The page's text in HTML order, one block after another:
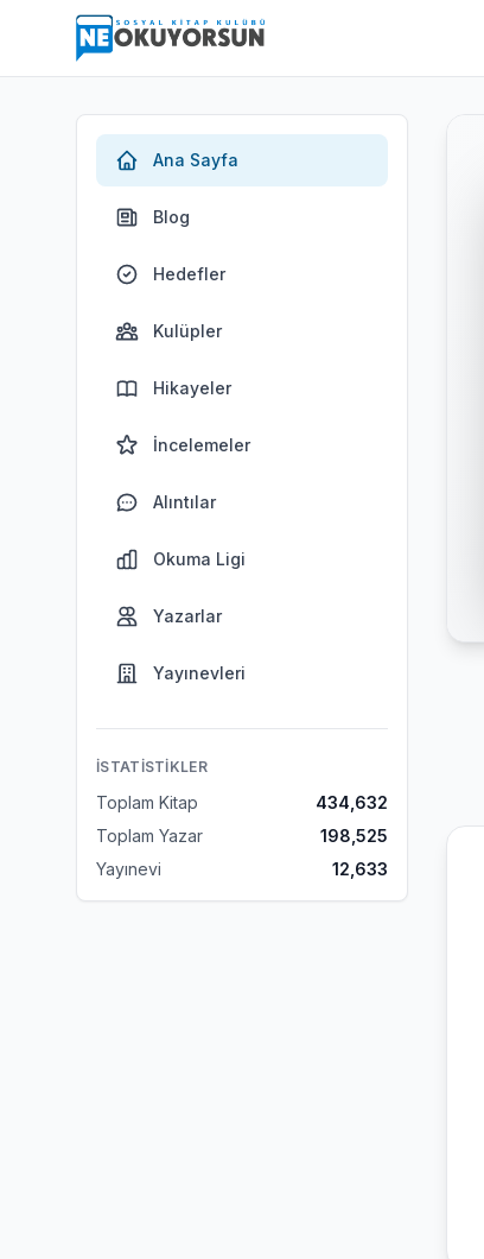
Ana Sayfa
Blog
Hedefler
Kulüpler
Hikayeler
İncelemeler
Alıntılar
Okuma Ligi
Yazarlar
Yayınevleri
İSTATISTIKLER
Toplam Kitap
434,632
Toplam Yazar
198,525
Yayınevi
12,633